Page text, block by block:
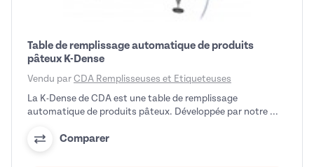
Table de remplissage automatique de produits
pâteux K-Dense
Vendu par CDA Remplisseuses et Etiqueteuses
La K-Dense de CDA est une table de remplissage
automatique de produits pâteux. Développée par notre ...
Comparer